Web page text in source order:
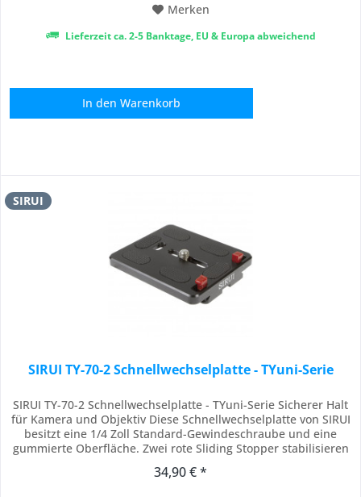
Merken
Lieferzeit ca. 2-5 Banktage, EU & Europa abweichend
In den Warenkorb
SIRUI
SIRUI TY-70-2 Schnellwechselplatte - TYuni-Serie
SIRUI TY-70-2 Schnellwechselplatte - TYuni-Serie Sicherer Halt
für Kamera und Objektiv Diese Schnellwechselplatte von SIRUI
besitzt eine 1/4 Zoll Standard-Gewindeschraube und eine
gummierte Oberfläche. Zwei rote Sliding Stopper stabilisieren
Kopfes oder bei Hochformataufnahmen. Die 1/4 Zoll Schraube
34,90 € *